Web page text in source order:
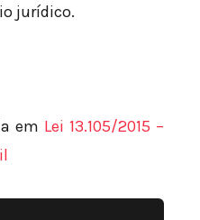
jurídico.
em Lei 13.105/2015 –